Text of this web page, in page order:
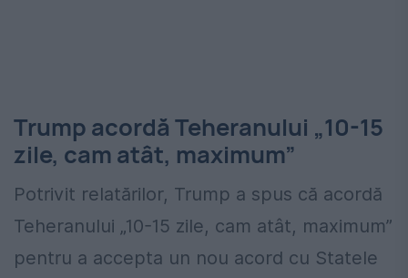
Trump acordă Teheranului „10-15
zile, cam atât, maximum”
Potrivit relatărilor, Trump a spus că acordă
Teheranului „10-15 zile, cam atât, maximum”
pentru a accepta un nou acord cu Statele